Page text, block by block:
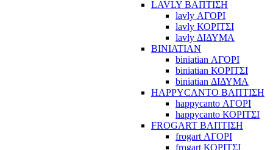
LAVLY ΒΑΠΤΙΣΗ
lavly ΑΓΟΡΙ
lavly ΚΟΡΙΤΣΙ
lavly ΔΙΔΥΜΑ
BINIATIAN
biniatian ΑΓΟΡΙ
biniatian ΚΟΡΙΤΣΙ
biniatian ΔΙΔΥΜΑ
HAPPYCANTO ΒΑΠΤΙΣΗ
happycanto ΑΓΟΡΙ
happycanto ΚΟΡΙΤΣΙ
FROGART ΒΑΠΤΙΣΗ
frogart ΑΓΟΡΙ
frogart ΚΟΡΙΤΣΙ